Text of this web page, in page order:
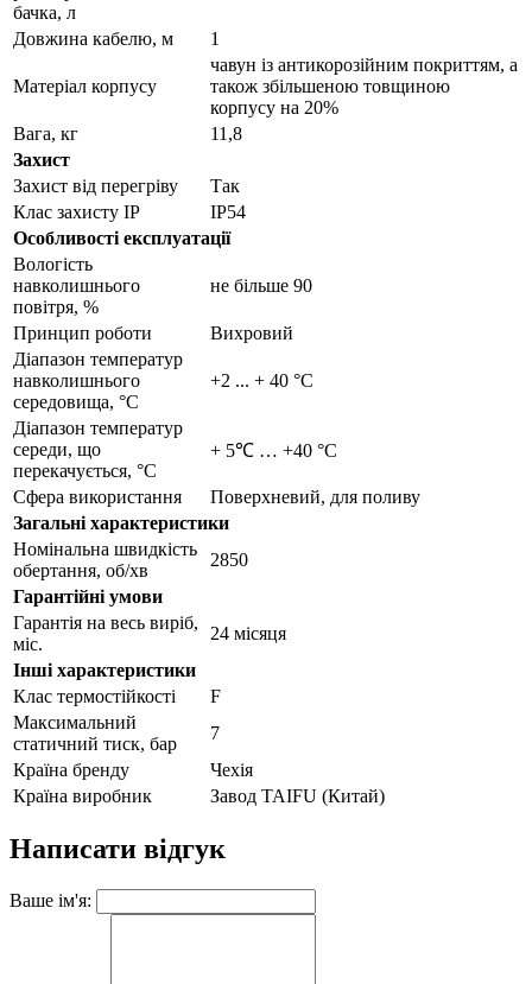
бачка, л
Довжина кабелю, м 1
Матеріал корпусу
чавун із антикорозійним покриттям, а
також збільшеною товщиною
корпусу на 20%
Вага, кг
11,8
Захист
Захист від перегріву
Так
Клас захисту IP
IP54
Особливості експлуатації
Вологість
навколишнього
повітря, %
не більше 90
Принцип роботи
Вихровий
Діапазон температур
навколишнього
середовища, °С
+2 ... + 40 °C
Діапазон температур
середи, що
перекачується, °С
+ 5℃ … +40 °С
Сфера використання
Поверхневий, для поливу
Загальні характеристики
Номінальна швидкість
обертання, об/хв
2850
Гарантійні умови
Гарантія на весь виріб,
міс.
24 місяця
Інші характеристики
Клас термостійкості
F
Максимальний
статичний тиск, бар
7
Країна бренду
Чехія
Країна виробник
Завод TAIFU (Китай)
Написати відгук
Ваше ім'я: